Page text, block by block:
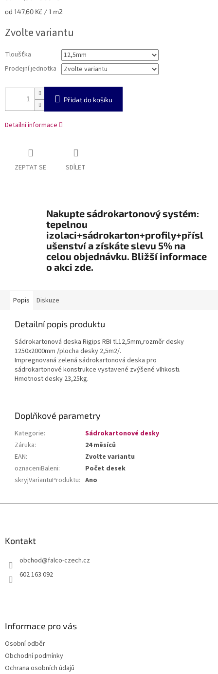
Měrná
od 147,60 Kč / 1 m2
Zvolte variantu
Tloušťka
Prodejní jednotka
Přidat do košíku
Detailní informace
ZEPTAT SE SDÍLET
Nakupte sádrokartonový systém:
tepelnou
izolaci+sádrokarton+profily+přísl
ušenství a získáte slevu 5% na
celou objednávku. Bližší informace
o akci zde.
Popis Diskuze
Detailní popis produktu
Sádrokartonová deska Rigips RBI tl.12,5mm,rozměr desky
1250x2000mm /plocha desky 2,5m2/.
Impregnovaná zelená sádrokartonová deska pro
sádrokartonové konstrukce vystavené zvýšené vlhkosti.
Hmotnost desky 23,25kg.
Doplňkové parametry
Kategorie:
Sádrokartonové desky
Záruka:
24 měsíců
EAN:
Zvolte variantu
oznaceniBaleni:
Počet desek
skryjVariantuProduktu: Ano
Kontakt
obchod@falco-czech.cz
602 163 092
Informace pro vás
Osobní odběr
Obchodní podmínky
Ochrana osobních údajů